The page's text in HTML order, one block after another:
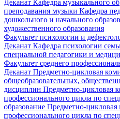
Деканат Кафедра музыкального
преподавания музыки Кафедра
дошкольного и начального
художественного образования
Факультет психологии и
Деканат Кафедра психологии
специальной педагогики и
Факультет среднего
Деканат Предметно-цикловая
общеобразовательных,
дисциплин Предметно-цикловая
профессионального цикла по
образование Предметно-цикловая
профессионального цикла по